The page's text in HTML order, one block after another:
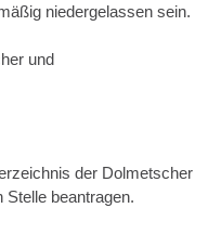
niedergelassen sein.
und
der Dolmetscher
Stelle beantragen.